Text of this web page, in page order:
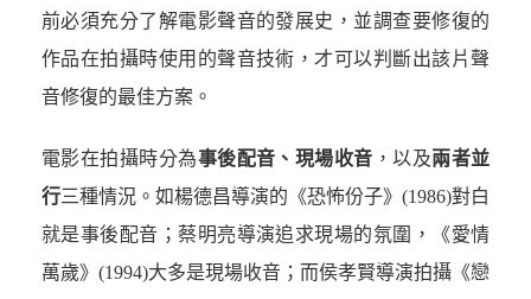
前必須充分了解電影聲音的發展史，並調查要修復的
作品在拍攝時使用的聲音技術，才可以判斷出該片聲
音修復的最佳方案。
電影在拍攝時分為事後配音、現場收音 ，以及兩者並
行三種情況。如楊德昌導演的《恐怖份子》(1986)對白
就是事後配音；蔡明亮導演追求現場的氛圍，《愛情
萬歲》(1994)大多是現場收音；而侯孝賢導演拍攝《戀